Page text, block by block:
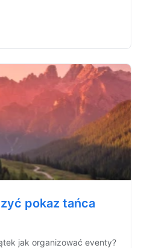
pokaz tańca
jak organizować eventy?